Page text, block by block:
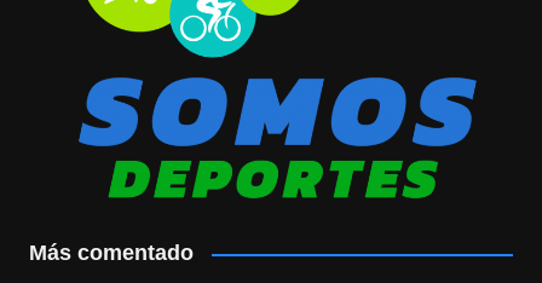
Más comentado